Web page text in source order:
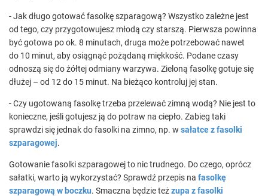
- Jak długo gotować fasolkę szparagową? Wszystko zależne jest
od tego, czy przygotowujesz młodą czy starszą. Pierwsza powinna
być gotowa po ok. 8 minutach, druga może potrzebować nawet
do 10 minut, aby osiągnąć pożądaną miękkość. Podane czasy
odnoszą się do żółtej odmiany warzywa. Zieloną fasolkę gotuje się
dłużej – od 12 do 15 minut. Na bieżąco kontroluj jej stan.
- Czy ugotowaną fasolkę trzeba przelewać zimną wodą? Nie jest to
konieczne, jeśli gotujesz ją do potraw na ciepło. Zabieg taki
sprawdzi się jednak do fasolki na zimno, np. w sałatce z fasolki
szparagowej.
Gotowanie fasolki szparagowej to nic trudnego. Do czego, oprócz
sałatki, warto ją wykorzystać? Sprawdź przepis na fasolkę
szparagową w boczku. Smaczna będzie teżzupa z fasolki